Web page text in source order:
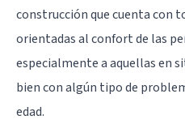
construcción que cuenta con
orientadas al confort de las
especialmente a aquellas en
bien con algún tipo de
edad.